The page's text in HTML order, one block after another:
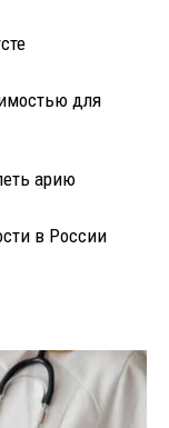
для
арию
в России